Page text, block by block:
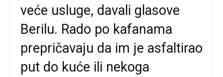
veće usluge, davali glasove
Berilu. Rado po kafanama
prepričavaju da im je asfaltirao
put do kuće ili nekoga